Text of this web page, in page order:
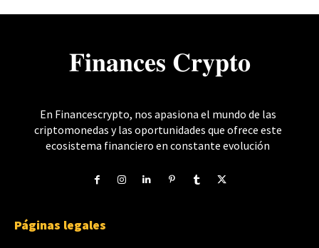
𝐅𝐢𝐧𝐚𝐧𝐜𝐞𝐬 𝐂𝐫𝐲𝐩𝐭𝐨
En Financescrypto, nos apasiona el mundo de las
criptomonedas y las oportunidades que ofrece este
ecosistema financiero en constante evolución
Páginas legales